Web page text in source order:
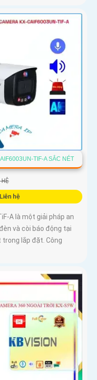
TIF-A SẮC NÉT
HỆ
hệ
A là một giải pháp an
và còi báo động tại
lắp đặt. Công